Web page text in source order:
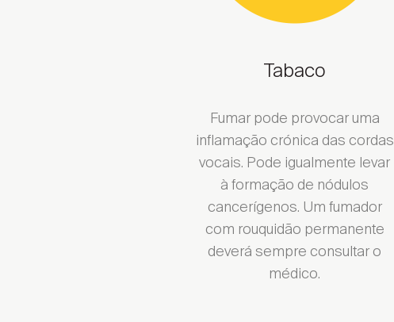
Tabaco
Fumar pode provocar uma
inflamação crónica das cordas
vocais. Pode igualmente levar
à formação de nódulos
cancerígenos. Um fumador
com rouquidão permanente
deverá sempre consultar o
médico.